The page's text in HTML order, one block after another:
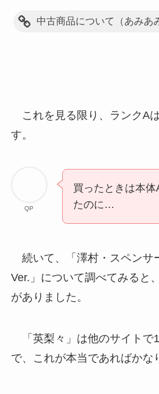
中古商品について（あみあ
これを見る限り、ランクA
す。
QP
買ったときは本
たのに…
続いて、「澤村・スペンサ
Ver.」について調べてみると
がありました。
「英梨々」は他のサイトで
で、これが本当であればかな